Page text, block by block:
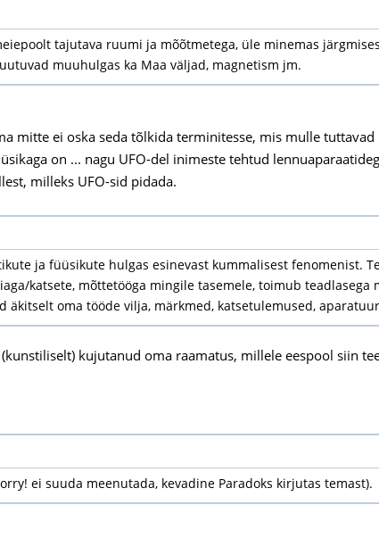
tajutava ruumi ja mõõtmetega, üle minemas
muuhulgas ka Maa väljad, magnetism jm.
mitte ei oska seda tõlkida terminitesse, mis mulle
on ... nagu UFO-del inimeste tehtud
milleks UFO-sid pidada.
ja füüsikute hulgas esinevast kummalisest fenomenist.
katsete, mõttetööga mingile tasemele, toimub
äkitselt oma tööde vilja, märkmed, katsetulemused,
kujutanud oma raamatus, millele eespool siin
ei suuda meenutada, kevadine Paradoks kirjutas temast).